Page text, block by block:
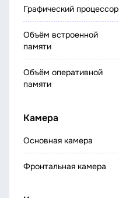
Графический процессор
Объём встроенной
памяти
Объём оперативной
памяти
Камера
Основная камера
Фронтальная камера